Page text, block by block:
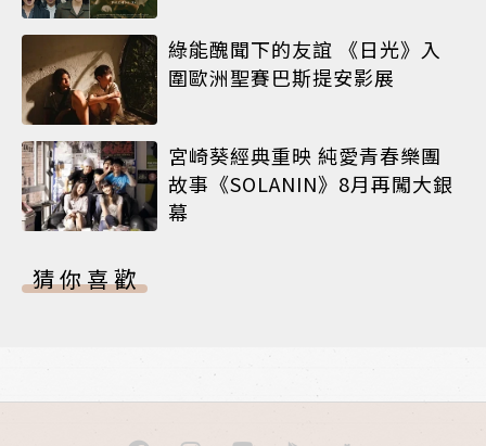
綠能醜聞下的友誼 《日光》入
圍歐洲聖賽巴斯提安影展
宮崎葵經典重映 純愛青春樂團
故事《SOLANIN》8月再闖大銀
幕
猜你喜歡